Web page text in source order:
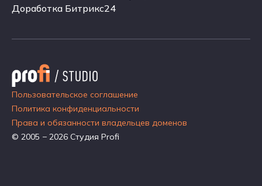
Автоматизация бизнес-процессов
Доработка Битрикс24
Пользовательское соглашение
Политика конфиденциальности
Права и обязанности владельцев доменов
© 2005 − 2026 Студия Profi